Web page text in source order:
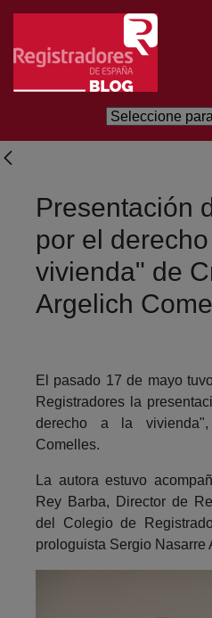
Salta al contingut principal
Presentación
por el
vivienda" de
Argelich
El pasado 17 de mayo
Registradores la
derecho a la
Comelles.
La autora estuvo
Rey Barba, Director de
del Colegio de
prologuista Sergio Nasarre